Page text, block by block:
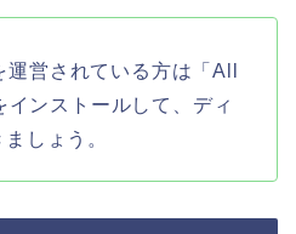
営されている方は「All
ンストールして、ディ
しょう。